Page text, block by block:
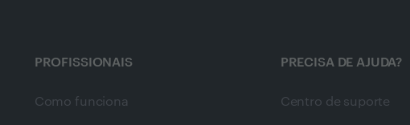
PROFISSIONAIS
Como funciona
PRECISA DE AJUDA?
Centro de suporte